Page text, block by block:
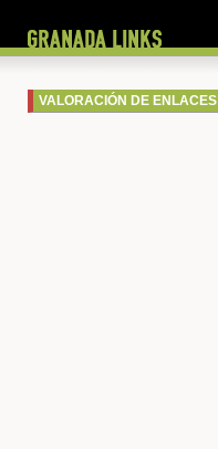
VALORACIÓN DE ENLACES